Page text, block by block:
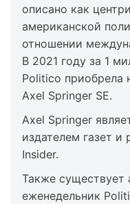
описано как
американской
отношении
В 2021 году за 1
Politico приобрела
Axel Springer SE.
Axel Springer
издателем газет и
Insider.
Также существует
еженедельник